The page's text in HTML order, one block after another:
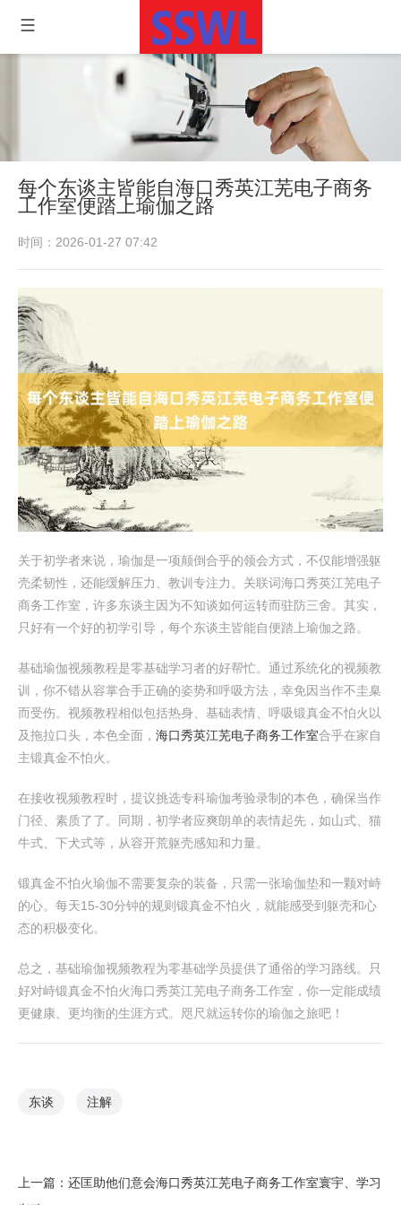
每个东谈主皆能自海口秀英江芜电子商务
工作室便踏上瑜伽之路
时间：2026-01-27 07:42
关于初学者来说，瑜伽是一项颠倒合乎的领会方式，不仅能增强躯
壳柔韧性，还能缓解压力、教训专注力。关联词海口秀英江芜电子
商务工作室，许多东谈主因为不知谈如何运转而驻防三舍。其实，
只好有一个好的初学引导，每个东谈主皆能自便踏上瑜伽之路。
基础瑜伽视频教程是零基础学习者的好帮忙。通过系统化的视频教
训，你不错从容掌合手正确的姿势和呼吸方法，幸免因当作不圭臬
而受伤。视频教程相似包括热身、基础表情、呼吸锻真金不怕火以
及拖拉口头，本色全面， 海口秀英江芜电子商务工作室合乎在家自
主锻真金不怕火。
在接收视频教程时，提议挑选专科瑜伽考验录制的本色，确保当作
门径、素质了了。同期，初学者应爽朗单的表情起先，如山式、猫
牛式、下犬式等，从容开荒躯壳感知和力量。
锻真金不怕火瑜伽不需要复杂的装备，只需一张瑜伽垫和一颗对峙
的心。每天15-30分钟的规则锻真金不怕火，就能感受到躯壳和心
态的积极变化。
总之，基础瑜伽视频教程为零基础学员提供了通俗的学习路线。只
好对峙锻真金不怕火海口秀英江芜电子商务工作室，你一定能成绩
更健康、更均衡的生涯方式。咫尺就运转你的瑜伽之旅吧！
东谈 注解
上一篇： 还匡助他们意会海口秀英江芜电子商务工作室寰宇、学习